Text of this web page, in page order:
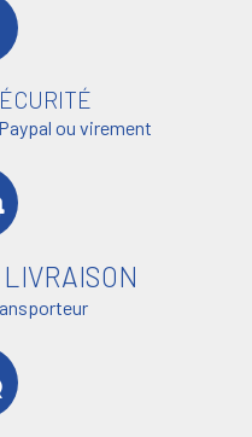
ou virement